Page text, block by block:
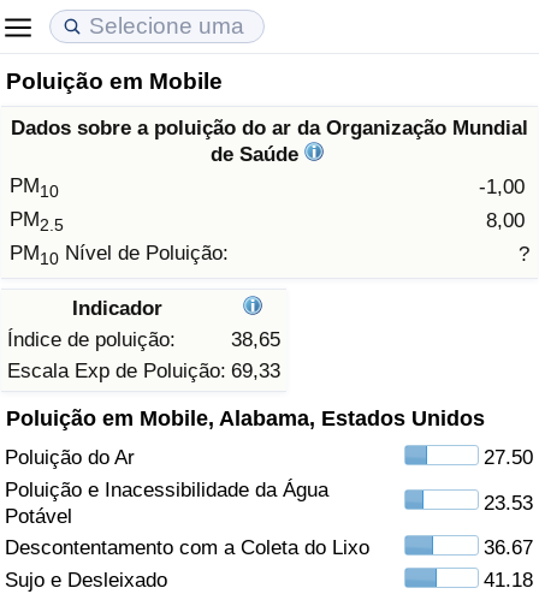
Poluição em Mobile
Dados sobre a poluição do ar da Organização Mundial
de Saúde
PM10
-1,00
PM2.5
8,00
PM10 Nível de Poluição: ?
Indicador
Índice de poluição:
38,65
Escala Exp de Poluição: 69,33
Poluição em Mobile, Alabama, Estados Unidos
Poluição do Ar
27.50
Poluição e Inacessibilidade da Água
Potável
23.53
Descontentamento com a Coleta do Lixo
36.67
Sujo e Desleixado
41.18
Custo de Vida
Indicador de Custo de Vida (Atual)
Indicador de Custo de Vida
em Aqaba
Preços de Imóveis
Indicador de Preços de Imóveis (Atual)
Indicador de Preços de Imóveis
Qualidade de Vida
Indicador de Qualidade de Vida
Indicador de Qualidade de Vida (Atual)
Crime
Taxa do Indicador de Crime (Atual)
Indicador de Crime
Índice de criminalidade por país
Saúde